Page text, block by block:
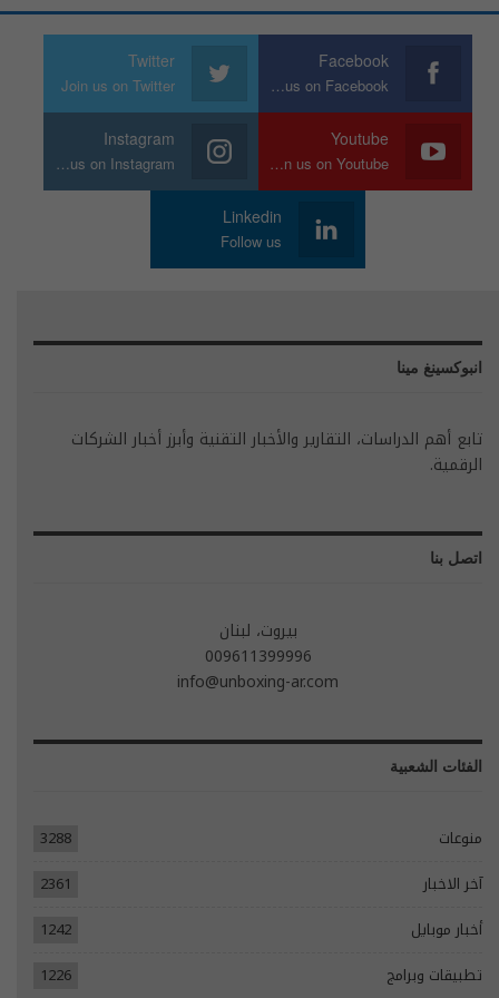
Facebook
Join us on Facebook
Twitter
Join us on Twitter
Youtube
Join us on Youtube
Instagram
Join us on Instagram
Linkedin
Follow us
انبوكسينغ مينا
تابع أهم الدراسات، التقارير والأخبار التقنية وأبرز أخبار الشركات
الرقمية.
اتصل بنا
بيروت، لبنان
009611399996
info@unboxing-ar.com
الفئات الشعبية
منوعات
3288
آخر الاخبار
2361
أخبار موبايل
1242
تطبيقات وبرامج
1226